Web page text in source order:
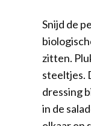
Snijd de
zitten.
steeltjes.
dressing
in de